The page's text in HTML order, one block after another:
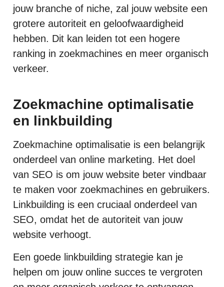
jouw branche of niche, zal jouw website een
grotere autoriteit en geloofwaardigheid
hebben. Dit kan leiden tot een hogere
ranking in zoekmachines en meer organisch
verkeer.
Zoekmachine optimalisatie
en linkbuilding
Zoekmachine optimalisatie is een belangrijk
onderdeel van online marketing. Het doel
van SEO is om jouw website beter vindbaar
te maken voor zoekmachines en gebruikers.
Linkbuilding is een cruciaal onderdeel van
SEO, omdat het de autoriteit van jouw
website verhoogt.
Een goede linkbuilding strategie kan je
helpen om jouw online succes te vergroten